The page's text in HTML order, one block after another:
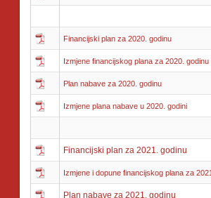
Financijski plan za 2020. godinu
Izmjene financijskog plana za 2020. godinu
Plan nabave za 2020. godinu
Izmjene plana nabave u 2020. godini
Financijski plan za 2021. godinu
Izmjene i dopune financijskog plana za
Plan nabave za 2021. godinu